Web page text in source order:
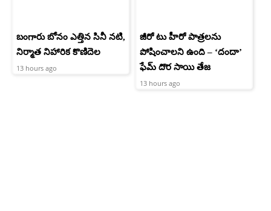
బంగారు బోనం ఎత్తిన సినీ నటి,
నిర్మాత నిహారిక కొణిదెల
13 hours ago
జీరో టు హీరో పాత్రలను
పోషించాలని ఉంది – ‘దందా’
ఫేమ్ దొర సాయి తేజ
13 hours ago